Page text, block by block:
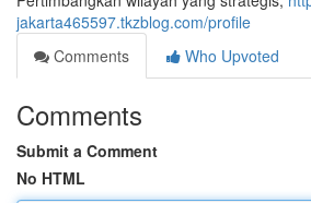
jakarta465597.tkzblog.com/profile
Comments
Who Upvoted
Comments
Submit a Comment
No HTML